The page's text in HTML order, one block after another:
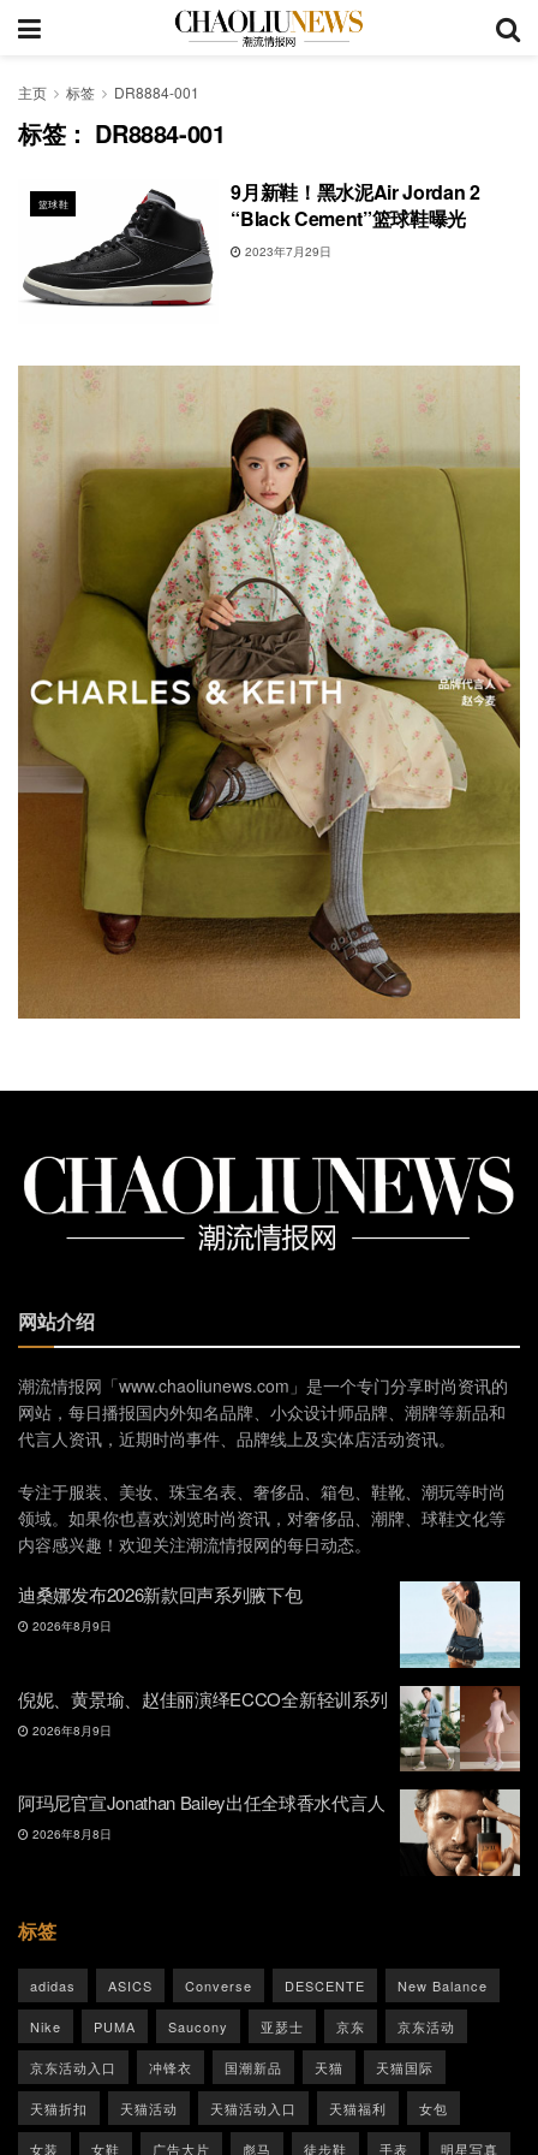
主页 标签 DR8884-001
标签： DR8884-001
篮球鞋
9月新鞋！黑水泥Air Jordan 2
“Black Cement”篮球鞋曝光
2023年7月29日
网站介绍
潮流情报网「www.chaoliunews.com」是一个专门分享时尚资讯的
网站，每日播报国内外知名品牌、小众设计师品牌、潮牌等新品和
代言人资讯，近期时尚事件、品牌线上及实体店活动资讯。
专注于服装、美妆、珠宝名表、奢侈品、箱包、鞋靴、潮玩等时尚
领域。如果你也喜欢浏览时尚资讯，对奢侈品、潮牌、球鞋文化等
内容感兴趣！欢迎关注潮流情报网的每日动态。
迪桑娜发布2026新款回声系列腋下包
2026年8月9日
倪妮、黄景瑜、赵佳丽演绎ECCO全新轻训系列
2026年8月9日
阿玛尼官宣Jonathan Bailey出任全球香水代言人
2026年8月8日
标签
adidas ASICS Converse DESCENTE New Balance
Nike PUMA Saucony 亚瑟士 京东 京东活动
京东活动入口 冲锋衣 国潮新品 天猫 天猫国际
天猫折扣 天猫活动 天猫活动入口 天猫福利 女包
女装 女鞋 广告大片 彪马 徒步鞋 手表 明星写真